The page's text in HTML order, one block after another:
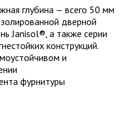
глубина — всего 50 мм
дверной
Janisol®, а также серии
конструкций.
и
фурнитуры